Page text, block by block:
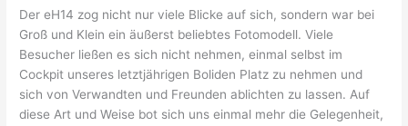
Der eH14 zog nicht nur viele Blicke auf sich, sondern war bei
Groß und Klein ein äußerst beliebtes Fotomodell. Viele
Besucher ließen es sich nicht nehmen, einmal selbst im
Cockpit unseres letztjährigen Boliden Platz zu nehmen und
sich von Verwandten und Freunden ablichten zu lassen. Auf
diese Art und Weise bot sich uns einmal mehr die Gelegenheit,